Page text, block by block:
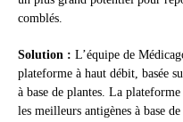
comblés.
Solution : L’équipe de
plateforme à haut débit, basée
à base de plantes. La
les meilleurs antigènes à base